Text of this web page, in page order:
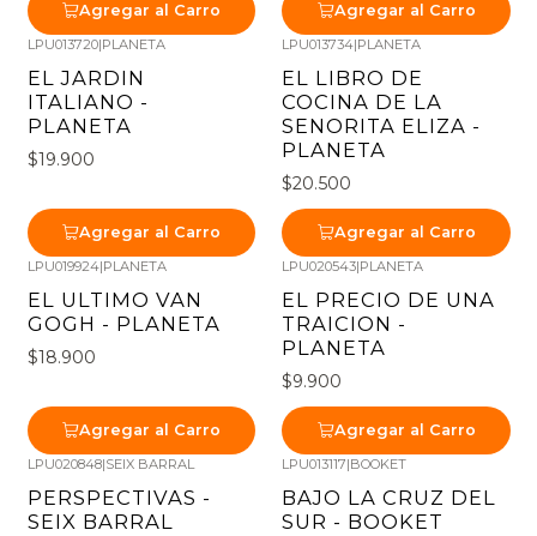
Agregar al Carro Agregar al Carro
LPU013720|PLANETA
EL JARDIN
ITALIANO -
PLANETA
$19.900
Agregar al Carro
LPU013734|PLANETA
EL LIBRO DE
COCINA DE LA
SENORITA ELIZA -
PLANETA
$20.500
Agregar al Carro
LPU019924|PLANETA
EL ULTIMO VAN
GOGH - PLANETA
$18.900
Agregar al Carro
LPU020543|PLANETA
EL PRECIO DE UNA
TRAICION -
PLANETA
$9.900
Agregar al Carro
LPU020848|SEIX BARRAL
PERSPECTIVAS -
SEIX BARRAL
LPU013117|BOOKET
BAJO LA CRUZ DEL
SUR - BOOKET